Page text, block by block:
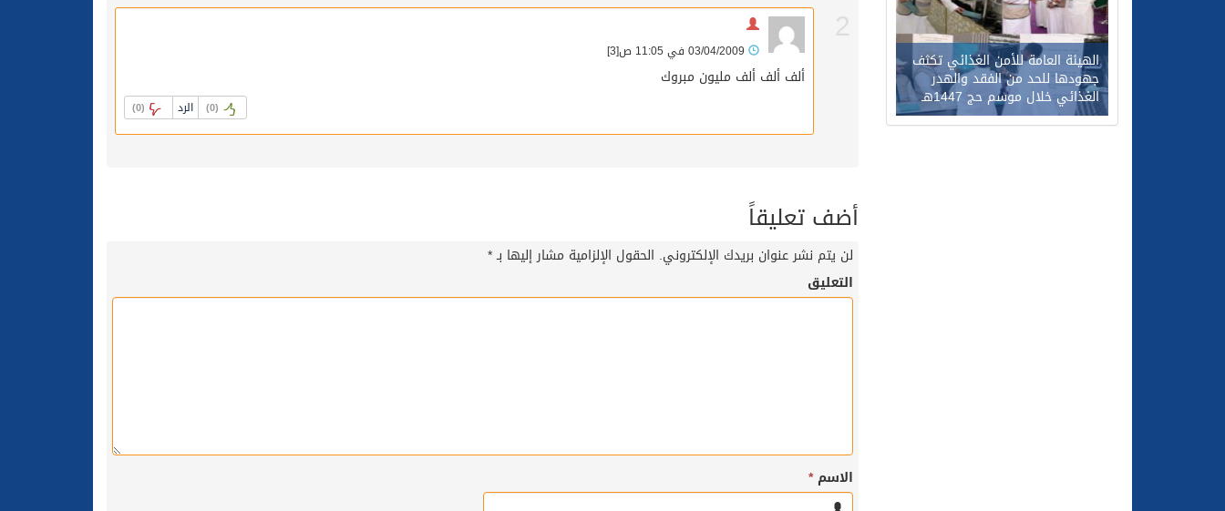
الهيئة العامة للأمن الغذائي تكثف
جهودها للحد من الفقد والهدر
الغذائي خلال موسم حج 1447هـ
2
[3]
ألف ألف ألف مليون مبروك
(
0
) الرد (
0
)
أضف تعليقاً
لن يتم نشر عنوان بريدك الإلكتروني. الحقول الإلزامية مشار إليها بـ*
التعليق
الاسم*